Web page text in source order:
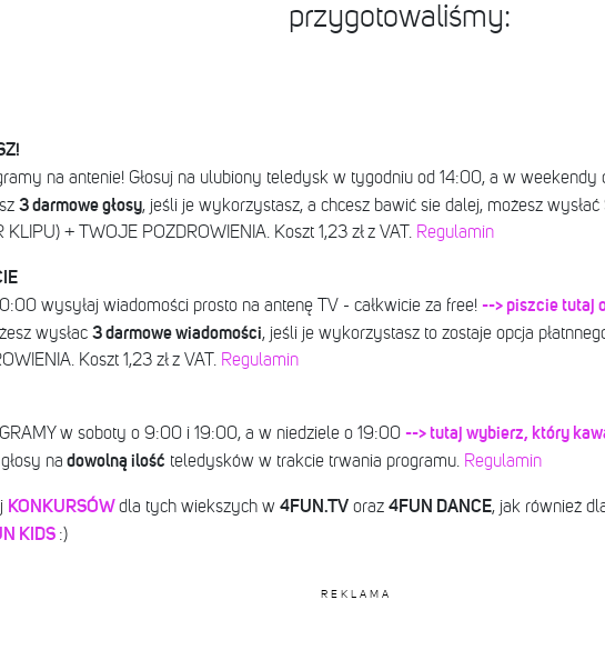
przygotowaliśmy:
na antenie! Głosuj na ulubiony teledysk w tygodniu od 14:00, a w weekendy
3 darmowe głosy, jeśli je wykorzystasz, a chcesz bawić sie dalej, możesz
KLIPU) + TWOJE POZDROWIENIA. Koszt 1,23 zł z VAT. Regulamin
wysyłaj wiadomości prosto na antenę TV - całkwicie za free! --> piszcie tutaj
wysłac 3 darmowe wiadomości, jeśli je wykorzystasz to zostaje opcja
Koszt 1,23 zł z VAT. Regulamin
GRAMY w soboty o 9:00 i 19:00, a w niedziele o 19:00 --> tutaj wybierz, który
na dowolną ilość teledysków w trakcie trwania programu. Regulamin
KONKURSÓW dla tych wiekszych w 4FUN.TVoraz 4FUN DANCE, jak również
KIDS:)
REKLAMA